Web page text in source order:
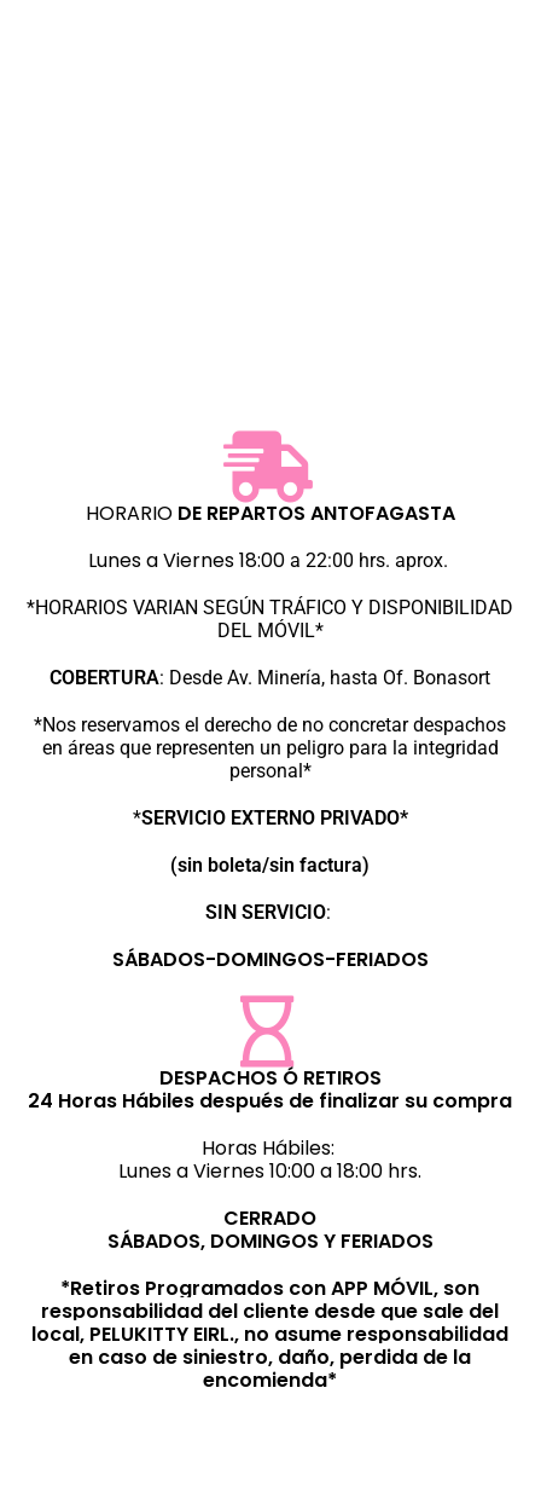
HORARIODE REPARTOS ANTOFAGASTA
Lunes a Viernes 18:00a 22:00 hrs. aprox.
*HORARIOS VARIAN SEGÚN TRÁFICO Y DISPONIBILIDAD
DEL MÓVIL*
COBERTURA: Desde Av. Minería, hasta Of. Bonasort
*Nos reservamos el derecho de no concretar despachos
en áreas que representen un peligro para la integridad
personal*
*SERVICIO EXTERNO PRIVADO*
(sin boleta/sin factura)
SIN SERVICIO:
SÁBADOS-DOMINGOS-FERIADOS
DESPACHOS Ó RETIROS
24 Horas Hábiles después de finalizar su compra
Horas Hábiles:
Lunes a Viernes 10:00 a 18:00 hrs.
CERRADO
SÁBADOS, DOMINGOS Y FERIADOS
*Retiros Programados con APP MÓVIL, son
responsabilidad del cliente desde que sale del
local, PELUKITTY EIRL., no asume responsabilidad
en caso de siniestro, daño, perdida de la
encomienda*